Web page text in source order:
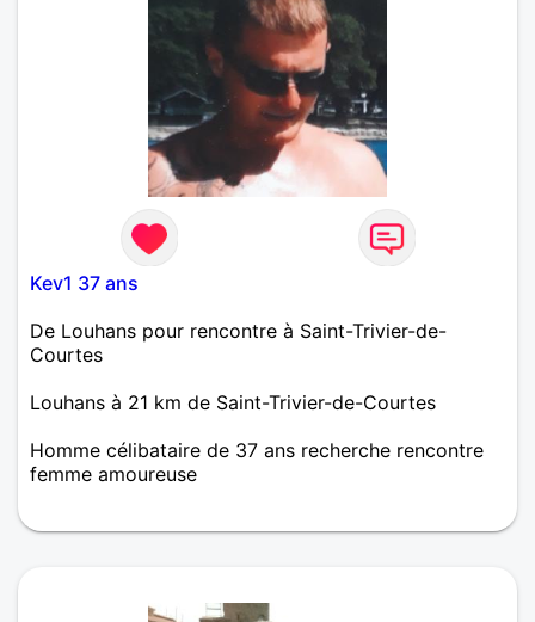
Kev1 37 ans
De Louhans pour rencontre à Saint-Trivier-de-
Courtes
Louhans à 21 km de Saint-Trivier-de-Courtes
Homme célibataire de 37 ans recherche rencontre
femme amoureuse
sérieux quand il le veux.